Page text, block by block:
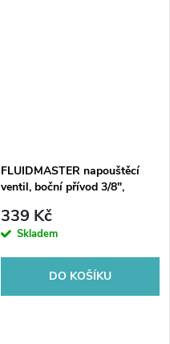
FLUIDMASTER napouštěcí
ventil, boční přívod 3/8",
339 Kč
Skladem
DO KOŠÍKU